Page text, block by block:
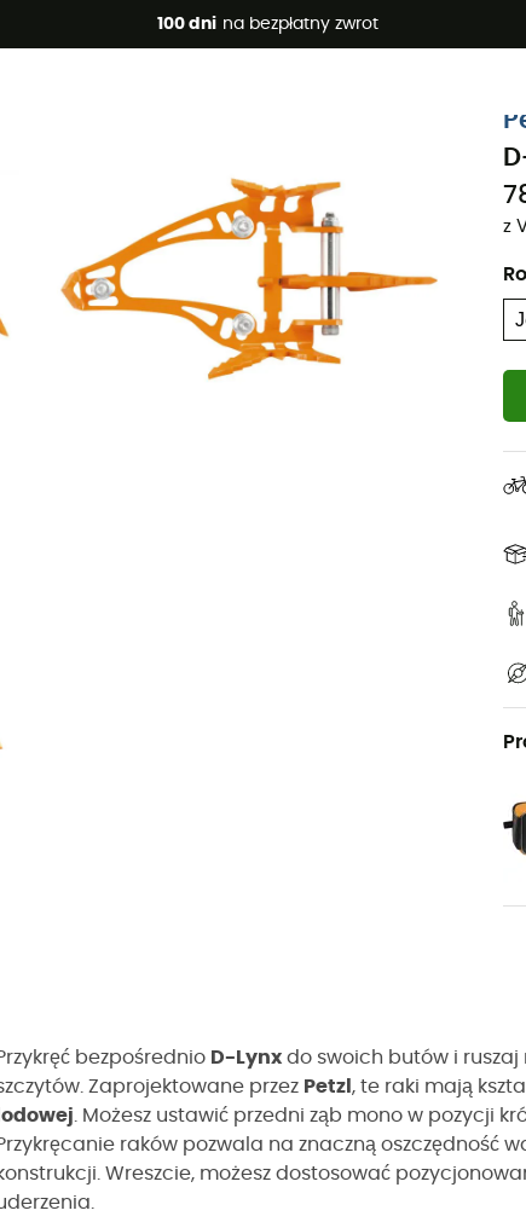
100 dni na bezpłatny zwrot
🔥 -5% DODATKOWO przy zakupie 2 produktów*, kod
z
bezpośrednio D-Lynx do swoich butów i
Zaprojektowane przez Petzl , te raki mają
lodowej . Możesz ustawić przedni ząb mono w pozycji
raków pozwala na znaczną oszczędność
Wreszcie, możesz dostosować